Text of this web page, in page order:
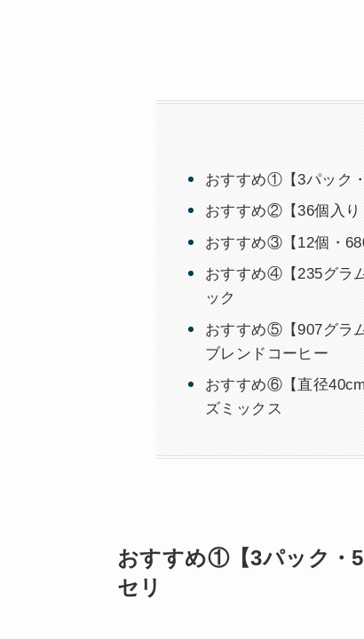
おすすめ①【3パック
おすすめ②【36個入り
おすすめ③【12個・
おすすめ④【235グラ
ック
おすすめ⑤【907グラ
ブレンドコーヒー
おすすめ⑥【直径
ズミックス
おすすめ①【3パック・
セリ